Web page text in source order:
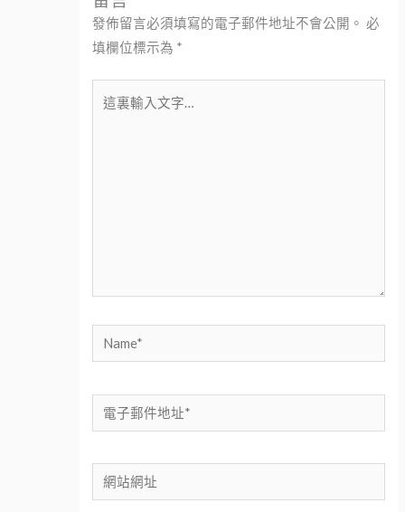
發佈留言必須填寫的電子郵件地址不會公開。 必
填欄位標示為 *
Name*
電
子
件
地
網
站